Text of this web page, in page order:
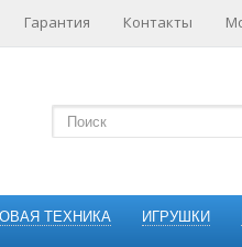
Гарантия Контакты
ТЕХНИКА ИГРУШКИ